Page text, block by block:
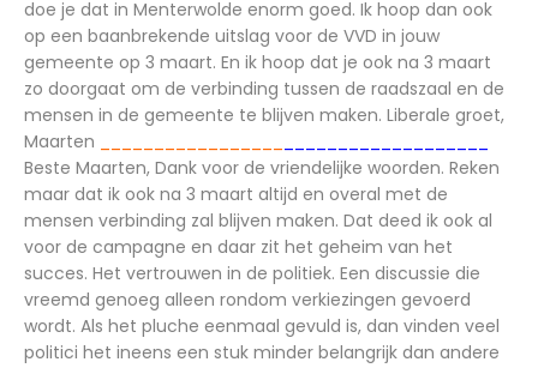
doe je dat in Menterwolde enorm goed. Ik hoop dan ook
op een baanbrekende uitslag voor de VVD in jouw
gemeente op 3 maart. En ik hoop dat je ook na 3 maart
zo doorgaat om de verbinding tussen de raadszaal en de
mensen in de gemeente te blijven maken. Liberale groet,
Maarten
Beste Maarten, Dank voor de vriendelijke woorden. Reken
maar dat ik ook na 3 maart altijd en overal met de
mensen verbinding zal blijven maken. Dat deed ik ook al
voor de campagne en daar zit het geheim van het
succes. Het vertrouwen in de politiek. Een discussie die
vreemd genoeg alleen rondom verkiezingen gevoerd
wordt. Als het pluche eenmaal gevuld is, dan vinden veel
politici het ineens een stuk minder belangrijk dan andere